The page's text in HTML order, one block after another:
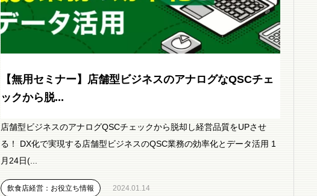
【無用セミナー】店舗型ビジネスのアナログなQSCチェ
ックから脱...
店舗型ビジネスのアナログQSCチェックから脱却し経営品質をUPさせ
る！ DX化で実現する店舗型ビジネスのQSC業務の効率化とデータ活用 1
月24日(...
飲食店経営：お役立ち情報 2024.01.14